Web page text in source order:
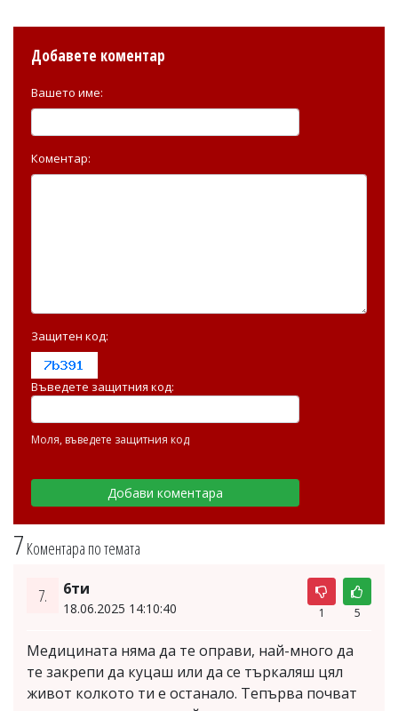
7 Коментара по темата
7. 6ти
18.06.2025 14:10:40 1 5
Медицината няма да те оправи, най-много да
те закрепи да куцаш или да се търкаляш цял
живот колкото ти е останало. Тепърва почват
Добавете коментар
Вашето име:
Коментар:
Защитен код:
Въведете защитния код:
Моля, въведете защитния код